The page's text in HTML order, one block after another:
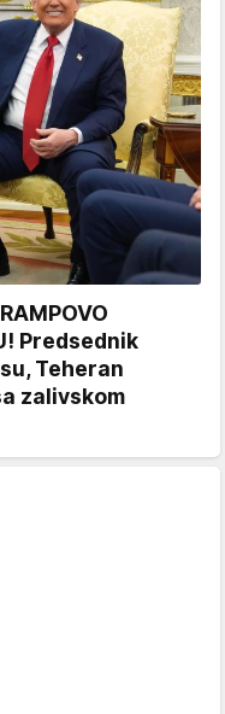
Predsednik
Teheran
zalivskom